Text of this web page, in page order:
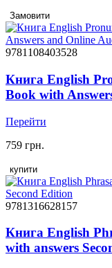
Замовити
9781108403528
Книга English
Book with
Перейти
759 грн.
купити
9781316628157
Книга English
with answers